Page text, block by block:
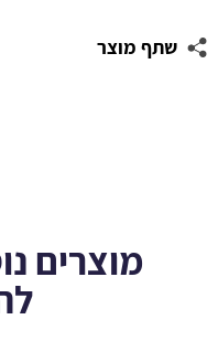
שתף מוצר
מוצרים